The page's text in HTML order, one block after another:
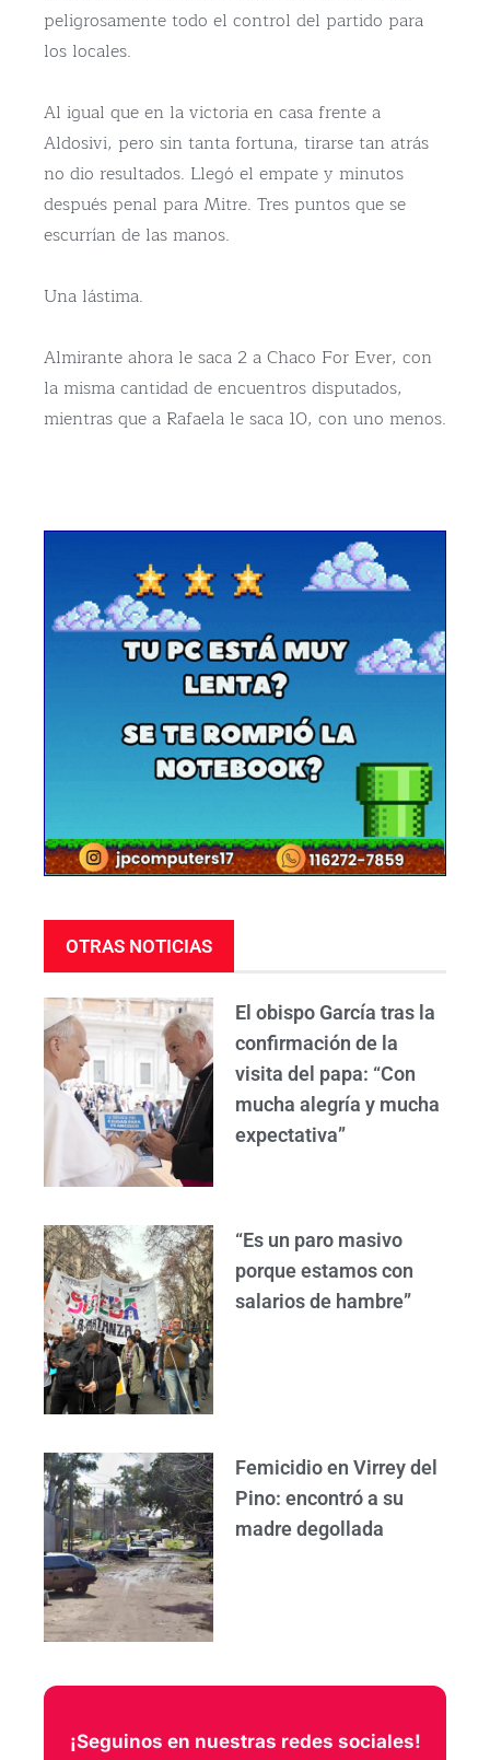
peligrosamente todo el control del partido para
los locales.
Al igual que en la victoria en casa frente a
Aldosivi, pero sin tanta fortuna, tirarse tan atrás
no dio resultados. Llegó el empate y minutos
después penal para Mitre. Tres puntos que se
escurrían de las manos.
Una lástima.
Almirante ahora le saca 2 a Chaco For Ever, con
la misma cantidad de encuentros disputados,
mientras que a Rafaela le saca 10, con uno menos.
OTRAS NOTICIAS
El obispo García tras la
confirmación de la
visita del papa: “Con
mucha alegría y mucha
expectativa”
“Es un paro masivo
porque estamos con
salarios de hambre”
Femicidio en Virrey del
Pino: encontró a su
madre degollada
¡Seguinos en nuestras redes sociales!